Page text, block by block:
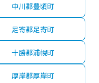
中川郡豊頃町
足寄郡足寄町
十勝郡浦幌町
厚岸郡厚岸町